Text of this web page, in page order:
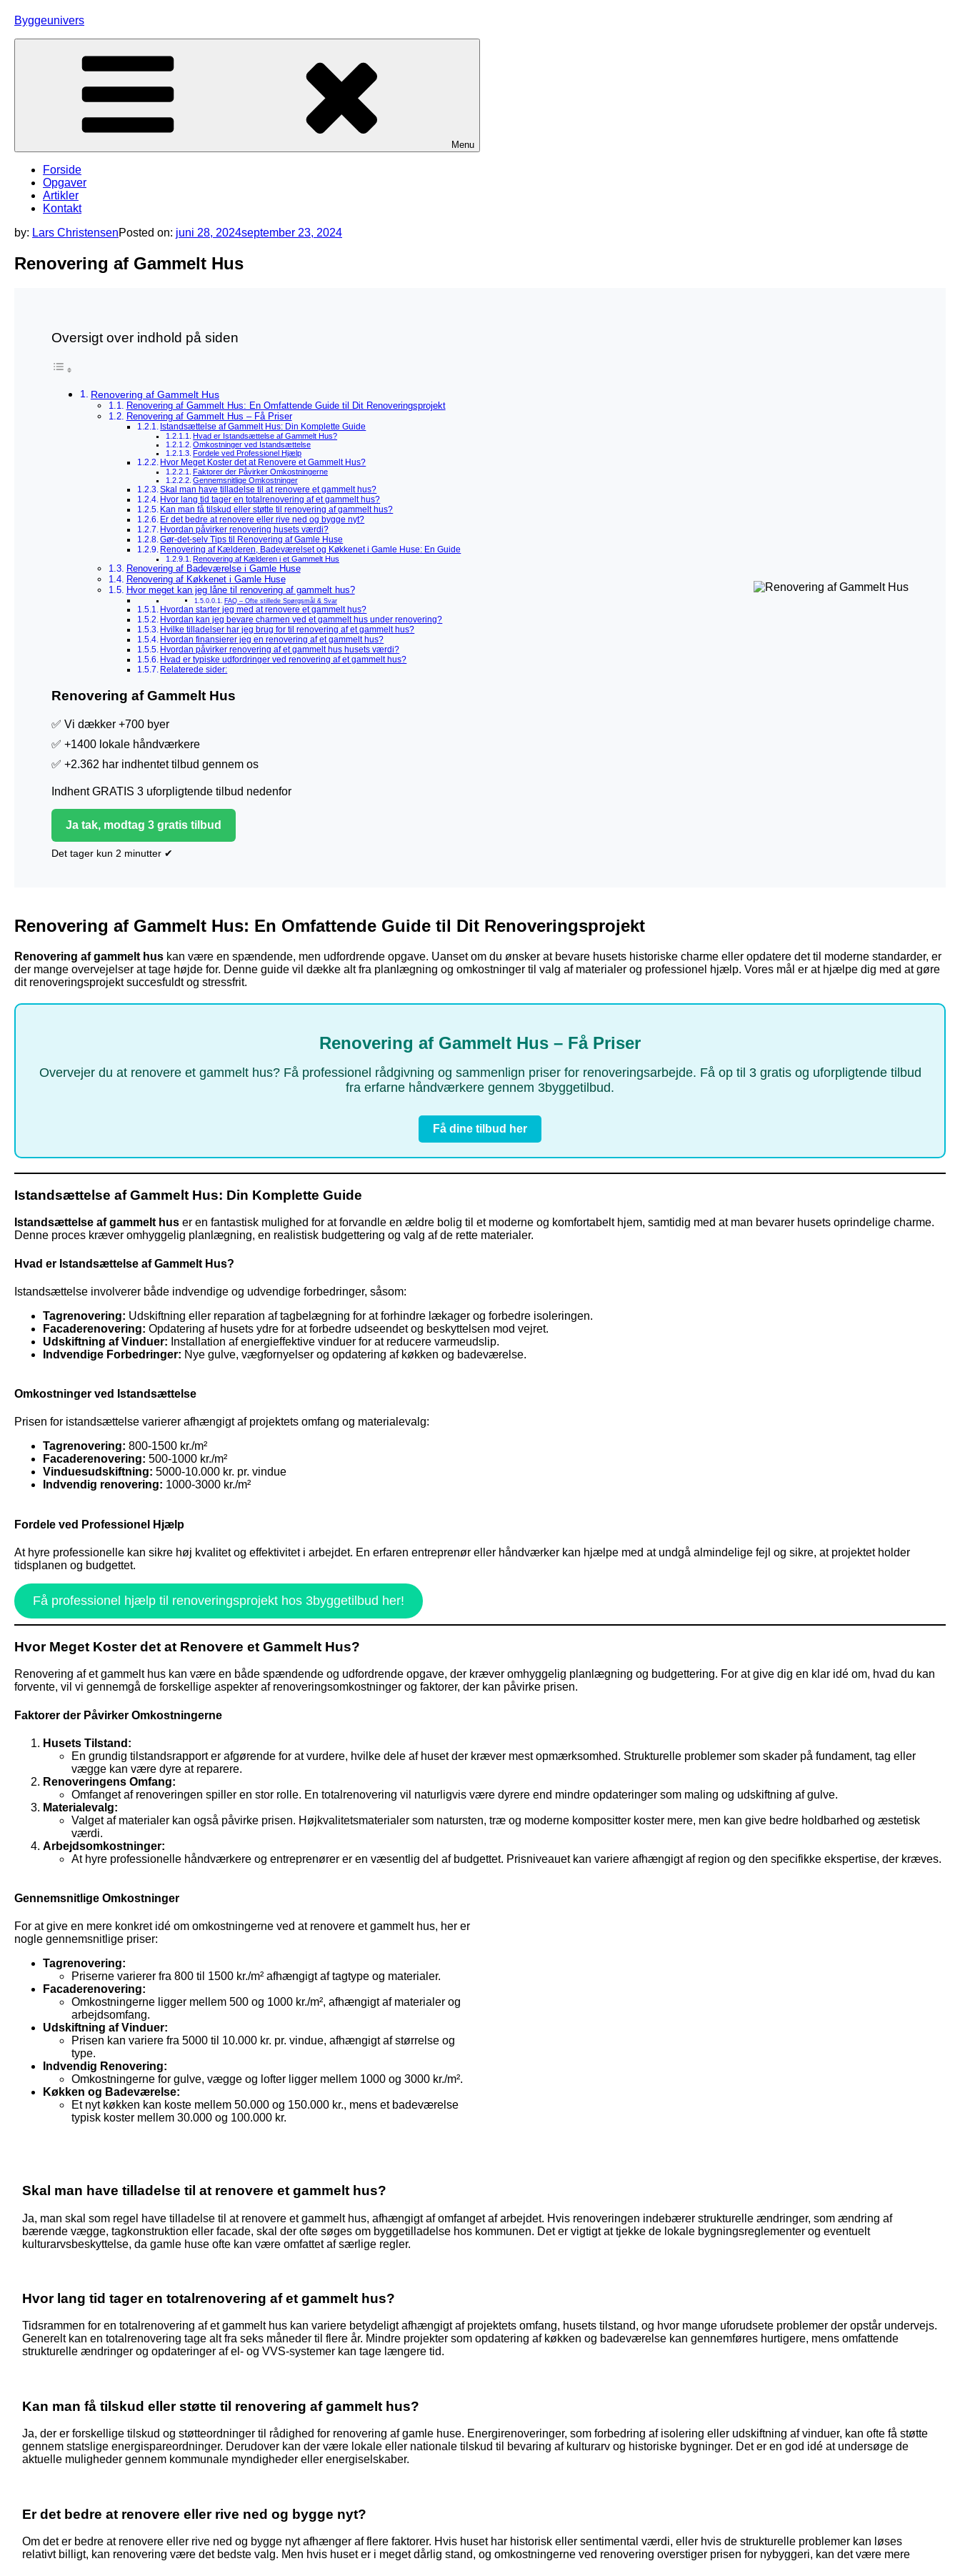
Skip
Byggeunivers
Menu
Forside
Opgaver
Artikler
Kontakt
by: Lars ChristensenPosted on: juni 28, 2024september 23, 2024
Renovering af Gammelt Hus
Oversigt over indhold på siden
Renovering af Gammelt Hus
Renovering af Gammelt Hus: En Omfattende Guide til Dit Renoveringsprojekt
Renovering af Gammelt Hus – Få Priser
Istandsættelse af Gammelt Hus: Din Komplette Guide
Hvad er Istandsættelse af Gammelt Hus?
Omkostninger ved Istandsættelse
Fordele ved Professionel Hjælp
Hvor Meget Koster det at Renovere et Gammelt Hus?
Faktorer der Påvirker Omkostningerne
Gennemsnitlige Omkostninger
Skal man have tilladelse til at renovere et gammelt hus?
Hvor lang tid tager en totalrenovering af et gammelt hus?
Kan man få tilskud eller støtte til renovering af gammelt hus?
Er det bedre at renovere eller rive ned og bygge nyt?
Hvordan påvirker renovering husets værdi?
Gør-det-selv Tips til Renovering af Gamle Huse
Renovering af Kælderen, Badeværelset og Køkkenet i Gamle Huse: En Guide
Renovering af Kælderen i et Gammelt Hus
Renovering af Badeværelse i Gamle Huse
Renovering af Køkkenet i Gamle Huse
Hvor meget kan jeg låne til renovering af gammelt hus?
FAQ – Ofte stillede Spørgsmål & Svar
Hvordan starter jeg med at renovere et gammelt hus?
Hvordan kan jeg bevare charmen ved et gammelt hus under renovering?
Hvilke tilladelser har jeg brug for til renovering af et gammelt hus?
Hvordan finansierer jeg en renovering af et gammelt hus?
Hvordan påvirker renovering af et gammelt hus husets værdi?
Hvad er typiske udfordringer ved renovering af et gammelt hus?
Relaterede sider:
Renovering af Gammelt Hus
✅ Vi dækker +700 byer
✅ +1400 lokale håndværkere
✅ +2.362 har indhentet tilbud gennem os
Indhent GRATIS 3 uforpligtende tilbud nedenfor
Ja tak, modtag 3 gratis tilbud
Det tager kun 2 minutter ✔
Renovering af Gammelt Hus: En Omfattende Guide til Dit Renoveringsprojekt
Renovering af gammelt hus kan være en spændende, men udfordrende opgave. Uanset om du ønsker at bevare husets historiske charme eller opdatere det til moderne standarder, er
der mange overvejelser at tage højde for. Denne guide vil dække alt fra planlægning og omkostninger til valg af materialer og professionel hjælp. Vores mål er at hjælpe dig med at gøre
dit renoveringsprojekt succesfuldt og stressfrit.
Renovering af Gammelt Hus – Få Priser
Overvejer du at renovere et gammelt hus? Få professionel rådgivning og sammenlign priser for renoveringsarbejde. Få op til 3 gratis og uforpligtende tilbud
fra erfarne håndværkere gennem 3byggetilbud.
Få dine tilbud her
Istandsættelse af Gammelt Hus: Din Komplette Guide
Istandsættelse af gammelt hus er en fantastisk mulighed for at forvandle en ældre bolig til et moderne og komfortabelt hjem, samtidig med at man bevarer husets oprindelige charme.
Denne proces kræver omhyggelig planlægning, en realistisk budgettering og valg af de rette materialer.
Hvad er Istandsættelse af Gammelt Hus?
Istandsættelse involverer både indvendige og udvendige forbedringer, såsom:
Tagrenovering: Udskiftning eller reparation af tagbelægning for at forhindre lækager og forbedre isoleringen.
Facaderenovering: Opdatering af husets ydre for at forbedre udseendet og beskyttelsen mod vejret.
Udskiftning af Vinduer: Installation af energieffektive vinduer for at reducere varmeudslip.
Indvendige Forbedringer: Nye gulve, vægfornyelser og opdatering af køkken og badeværelse.
Omkostninger ved Istandsættelse
Prisen for istandsættelse varierer afhængigt af projektets omfang og materialevalg:
Tagrenovering: 800-1500 kr./m²
Facaderenovering: 500-1000 kr./m²
Vinduesudskiftning: 5000-10.000 kr. pr. vindue
Indvendig renovering: 1000-3000 kr./m²
Fordele ved Professionel Hjælp
At hyre professionelle kan sikre høj kvalitet og effektivitet i arbejdet. En erfaren entreprenør eller håndværker kan hjælpe med at undgå almindelige fejl og sikre, at projektet holder
tidsplanen og budgettet.
Få professionel hjælp til renoveringsprojekt hos 3byggetilbud her!
Hvor Meget Koster det at Renovere et Gammelt Hus?
Renovering af et gammelt hus kan være en både spændende og udfordrende opgave, der kræver omhyggelig planlægning og budgettering. For at give dig en klar idé om, hvad du kan
forvente, vil vi gennemgå de forskellige aspekter af renoveringsomkostninger og faktorer, der kan påvirke prisen.
Faktorer der Påvirker Omkostningerne
Husets Tilstand:
En grundig tilstandsrapport er afgørende for at vurdere, hvilke dele af huset der kræver mest opmærksomhed. Strukturelle problemer som skader på fundament, tag eller
vægge kan være dyre at reparere.
Renoveringens Omfang:
Omfanget af renoveringen spiller en stor rolle. En totalrenovering vil naturligvis være dyrere end mindre opdateringer som maling og udskiftning af gulve.
Materialevalg:
Valget af materialer kan også påvirke prisen. Højkvalitetsmaterialer som natursten, træ og moderne kompositter koster mere, men kan give bedre holdbarhed og æstetisk
værdi.
Arbejdsomkostninger:
At hyre professionelle håndværkere og entreprenører er en væsentlig del af budgettet. Prisniveauet kan variere afhængigt af region og den specifikke ekspertise, der kræves.
Gennemsnitlige Omkostninger
For at give en mere konkret idé om omkostningerne ved at renovere et gammelt hus, her er
nogle gennemsnitlige priser:
Tagrenovering:
Priserne varierer fra 800 til 1500 kr./m² afhængigt af tagtype og materialer.
Facaderenovering:
Omkostningerne ligger mellem 500 og 1000 kr./m², afhængigt af materialer og
arbejdsomfang.
Udskiftning af Vinduer:
Prisen kan variere fra 5000 til 10.000 kr. pr. vindue, afhængigt af størrelse og
type.
Indvendig Renovering:
Omkostningerne for gulve, vægge og lofter ligger mellem 1000 og 3000 kr./m².
Køkken og Badeværelse:
Et nyt køkken kan koste mellem 50.000 og 150.000 kr., mens et badeværelse
typisk koster mellem 30.000 og 100.000 kr.
Skal man have tilladelse til at renovere et gammelt hus?
Ja, man skal som regel have tilladelse til at renovere et gammelt hus, afhængigt af omfanget af arbejdet. Hvis renoveringen indebærer strukturelle ændringer, som ændring af
bærende vægge, tagkonstruktion eller facade, skal der ofte søges om byggetilladelse hos kommunen. Det er vigtigt at tjekke de lokale bygningsreglementer og eventuelt
kulturarvsbeskyttelse, da gamle huse ofte kan være omfattet af særlige regler.
Hvor lang tid tager en totalrenovering af et gammelt hus?
Tidsrammen for en totalrenovering af et gammelt hus kan variere betydeligt afhængigt af projektets omfang, husets tilstand, og hvor mange uforudsete problemer der opstår undervejs.
Generelt kan en totalrenovering tage alt fra seks måneder til flere år. Mindre projekter som opdatering af køkken og badeværelse kan gennemføres hurtigere, mens omfattende
strukturelle ændringer og opdateringer af el- og VVS-systemer kan tage længere tid.
Kan man få tilskud eller støtte til renovering af gammelt hus?
Ja, der er forskellige tilskud og støtteordninger til rådighed for renovering af gamle huse. Energirenoveringer, som forbedring af isolering eller udskiftning af vinduer, kan ofte få støtte
gennem statslige energispareordninger. Derudover kan der være lokale eller nationale tilskud til bevaring af kulturarv og historiske bygninger. Det er en god idé at undersøge de
aktuelle muligheder gennem kommunale myndigheder eller energiselskaber.
Er det bedre at renovere eller rive ned og bygge nyt?
Om det er bedre at renovere eller rive ned og bygge nyt afhænger af flere faktorer. Hvis huset har historisk eller sentimental værdi, eller hvis de strukturelle problemer kan løses
relativt billigt, kan renovering være det bedste valg. Men hvis huset er i meget dårlig stand, og omkostningerne ved renovering overstiger prisen for nybyggeri, kan det være mere